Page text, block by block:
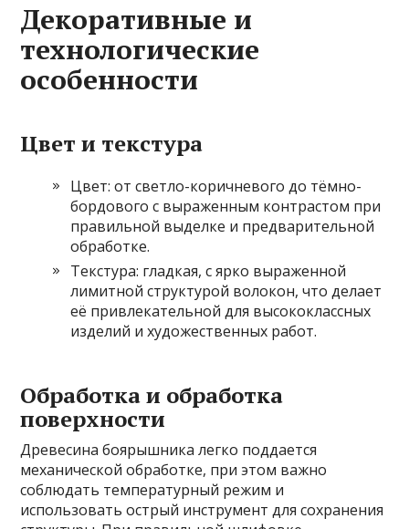
Декоративные и
технологические
особенности
Цвет и текстура
Цвет: от светло-коричневого до тёмно-
бордового с выраженным контрастом при
правильной выделке и предварительной
обработке.
Текстура: гладкая, с ярко выраженной
лимитной структурой волокон, что делает
её привлекательной для высококлассных
изделий и художественных работ.
Обработка и обработка
поверхности
Древесина боярышника легко поддается
механической обработке, при этом важно
соблюдать температурный режим и
использовать острый инструмент для сохранения